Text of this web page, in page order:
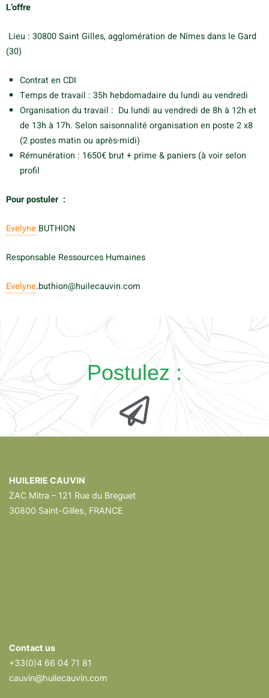
L’offre
Lieu : 30800 Saint Gilles, agglomération de Nîmes dans le Gard
(30)
Contrat en CDI
Temps de travail : 35h hebdomadaire du lundi au vendredi
Organisation du travail : Du lundi au vendredi de 8h à 12h et
de 13h à 17h. Selon saisonnalité organisation en poste 2 x8
(2 postes matin ou après-midi)
Rémunération : 1650€ brut + prime & paniers (à voir selon
profil
Pour postuler :
Evelyne BUTHION
Responsable Ressources Humaines
Evelyne.buthion@huilecauvin.com
Postulez :
HUILERIE CAUVIN
ZAC Mitra – 121 Rue du Breguet
30800 Saint-Gilles, FRANCE
Contact us
+33(0)4 66 04 71 81
cauvin@huilecauvin.com